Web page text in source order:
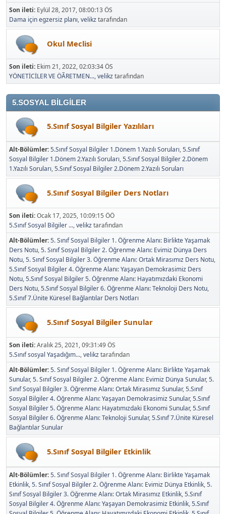
Son ileti: Eylül 28, 2017, 08:00:13 ÖS
Dama için egzersiz planı,velikztarafından
Okul Meclisi
Son ileti: Ekim 21, 2022, 02:03:34 ÖS
YÖNETİCİLER VE ÖÃRETMEN...,velikztarafından
5.SOSYAL BİLGİLER
5.Sınıf Sosyal Bilgiler Yazılıları
Alt-Bölümler 5.Sınıf Sosyal Bilgiler 1.Dönem 1.Yazılı Soruları 5.Sınıf
Sosyal Bilgiler 1.Dönem 2.Yazılı Soruları 5.Sınıf Sosyal Bilgiler 2.Dönem
1.Yazılı Soruları 5.Sınıf Sosyal Bilgiler 2.Dönem 2.Yazılı Soruları
5.Sınıf Sosyal Bilgiler Ders Notları
Son ileti:Ocak 17, 2025, 10:09:15 ÖÖ
5.Sınıf Sosyal Bilgiler ...,velikztarafından
Alt-Bölümler 5. Sınıf Sosyal Bilgiler 1. Öğrenme Alanı: Birlikte Yaşamak
Ders Notu 5. Sınıf Sosyal Bilgiler 2. Öğrenme Alanı: Evimiz Dünya Ders
Notu 5. Sınıf Sosyal Bilgiler 3. Öğrenme Alanı: Ortak Mirasımız Ders Notu
5.Sınıf Sosyal Bilgiler 4. Öğrenme Alanı: Yaşayan Demokrasimiz Ders
Notu 5.Sınıf Sosyal Bilgiler 5. Öğrenme Alanı: Hayatımızdaki Ekonomi
Ders Notu 5.Sınıf Sosyal Bilgiler 6. Öğrenme Alanı: Teknoloji Ders Notu
5.Sınıf 7.Ünite Küresel Bağlantılar Ders Notları
5.Sınıf Sosyal Bilgiler Sunular
Son ileti:Aralık 25, 2021, 09:31:49 ÖS
5.Sınıf sosyal Yaşadığım...,velikztarafından
Alt-Bölümler 5. Sınıf Sosyal Bilgiler 1. Öğrenme Alanı: Birlikte Yaşamak
Sunular 5. Sınıf Sosyal Bilgiler 2. Öğrenme Alanı: Evimiz Dünya Sunular 5.
Sınıf Sosyal Bilgiler 3. Öğrenme Alanı: Ortak Mirasımız Sunular 5.Sınıf
Sosyal Bilgiler 4. Öğrenme Alanı: Yaşayan Demokrasimiz Sunular 5.Sınıf
Sosyal Bilgiler 5. Öğrenme Alanı: Hayatımızdaki Ekonomi Sunular 5.Sınıf
Sosyal Bilgiler 6. Öğrenme Alanı: Teknoloji Sunular 5.Sınıf 7.Ünite Küresel
Bağlantılar Sunular
5.Sınıf Sosyal Bilgiler Etkinlik
Alt-Bölümler 5. Sınıf Sosyal Bilgiler 1. Öğrenme Alanı: Birlikte Yaşamak
Etkinlik 5. Sınıf Sosyal Bilgiler 2. Öğrenme Alanı: Evimiz Dünya Etkinlik 5.
Sınıf Sosyal Bilgiler 3. Öğrenme Alanı: Ortak Mirasımız Etkinlik 5.Sınıf
Sosyal Bilgiler 4. Öğrenme Alanı: Yaşayan Demokrasimiz Etkinlik 5.Sınıf